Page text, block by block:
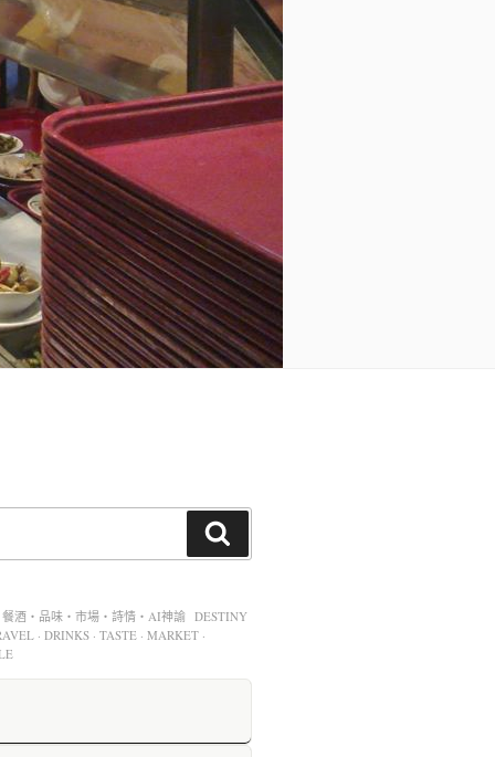
酒・品味・市場・詩情・AI神諭 DESTINY
· DRINKS · TASTE · MARKET ·